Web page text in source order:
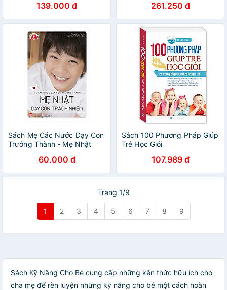
139.000 đ 261.250 đ
Sách Mẹ Các Nước Dạy Con
Trưởng Thành - Mẹ Nhật
Bản 2018)60.000 đ
Sách 100 Phương Pháp Giúp
Trẻ Học Giỏi
107.989 đ
Trang 1/9
1 2 3 4 5 6 7 8 9
Sách Kỹ Năng Cho Bé cung cấp những kến thức hữu ích cho
cha mẹ để rèn luyện những kỹ năng cho bé một cách hoàn